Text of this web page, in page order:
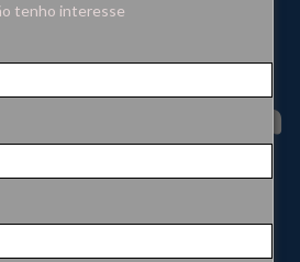
tenho interesse
da
na Ilha
em